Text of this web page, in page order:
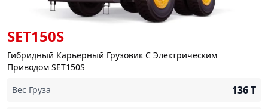
SET150S
Гибридный Карьерный Грузовик С Электрическим
Приводом SET150S
Вес Груза
136T